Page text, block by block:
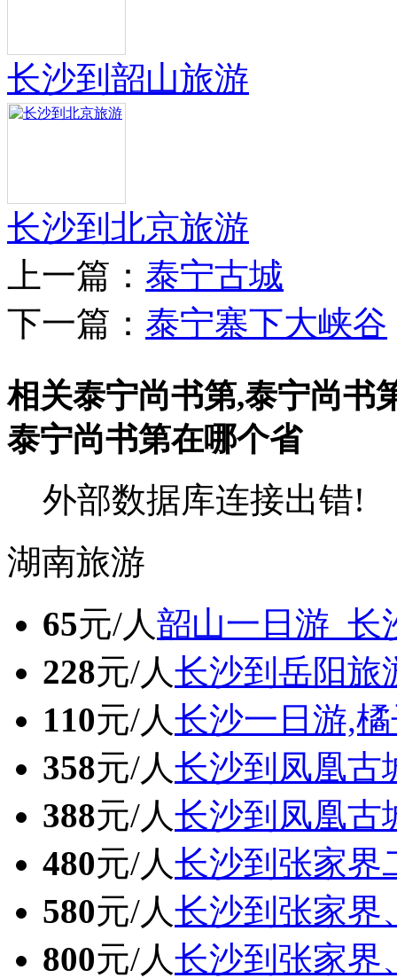
长沙到韶山旅游
长沙到北京旅游
上一篇： 泰宁古城
下一篇： 泰宁寨下大峡谷
相关泰宁尚书第,泰宁尚书
泰宁尚书第在哪个省
外部数据库连接出错!
湖南旅游
65元/人韶山一日游_长
228元/人长沙到岳阳旅
110元/人长沙一日游,
358元/人长沙到凤凰古
388元/人长沙到凤凰古
480元/人长沙到张家界
580元/人长沙到张家界
800元/人长沙到张家界